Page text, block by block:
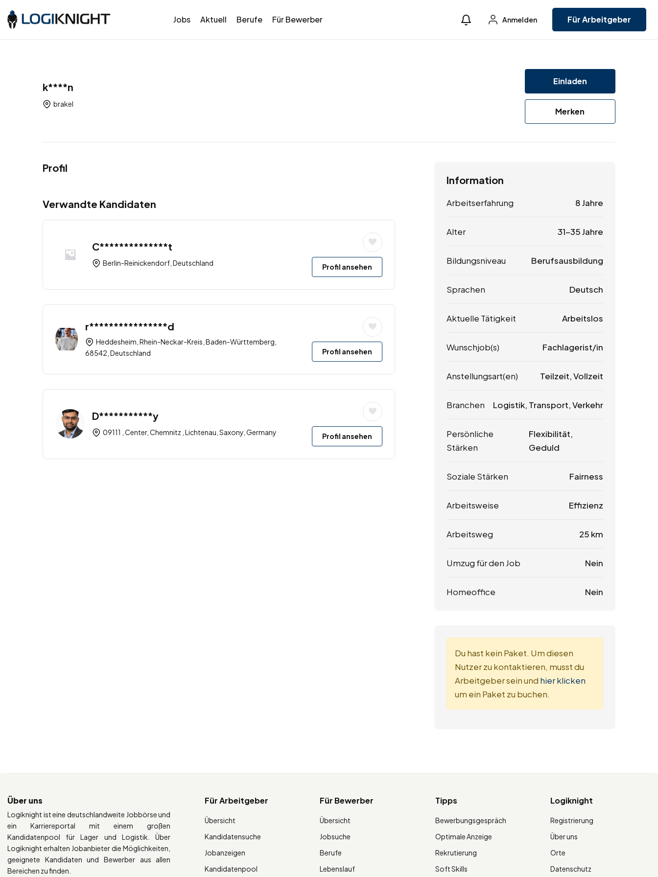
Jobs Aktuell Berufe Für Bewerber Anmelden Für Arbeitgeber
k****n
brakel
Einladen
Merken
Profil
Verwandte Kandidaten
C**************t
Berlin-Reinickendorf, Deutschland Profil ansehen
r****************d
Heddesheim, Rhein-Neckar-Kreis, Baden-Württemberg,
68542, Deutschland
Profil ansehen
D***********y
09111 , Center, Chemnitz , Lichtenau, Saxony, Germany Profil ansehen
Information
Arbeitserfahrung 8 Jahre
Alter 31-35 Jahre
Bildungsniveau Berufsausbildung
Sprachen Deutsch
Aktuelle Tätigkeit Arbeitslos
Wunschjob(s) Fachlagerist/in
Anstellungsart(en) Teilzeit, Vollzeit
Branchen Logistik, Transport, Verkehr
Persönliche
Stärken
Flexibilität,
Geduld
Soziale Stärken Fairness
Arbeitsweise Effizienz
Arbeitsweg 25 km
Umzug für den Job Nein
Homeoffice Nein
Du hast kein Paket. Um diesen
Nutzer zu kontaktieren, musst du
Arbeitgeber sein und hier klicken
um ein Paket zu buchen.
Über uns
Logiknight ist eine deutschlandweite Jobbörse und
ein Karriereportal mit einem großen
Kandidatenpool für Lager und Logistik. Über
Logiknight erhalten Jobanbieter die Möglichkeiten,
geeignete Kandidaten und Bewerber aus allen
Bereichen zu finden.
Für Arbeitgeber
Übersicht
Kandidatensuche
Jobanzeigen
Kandidatenpool
Für Bewerber
Übersicht
Jobsuche
Berufe
Lebenslauf
Tipps
Bewerbungsgespräch
Optimale Anzeige
Rekrutierung
Soft Skills
Logiknight
Registrierung
Über uns
Orte
Datenschutz